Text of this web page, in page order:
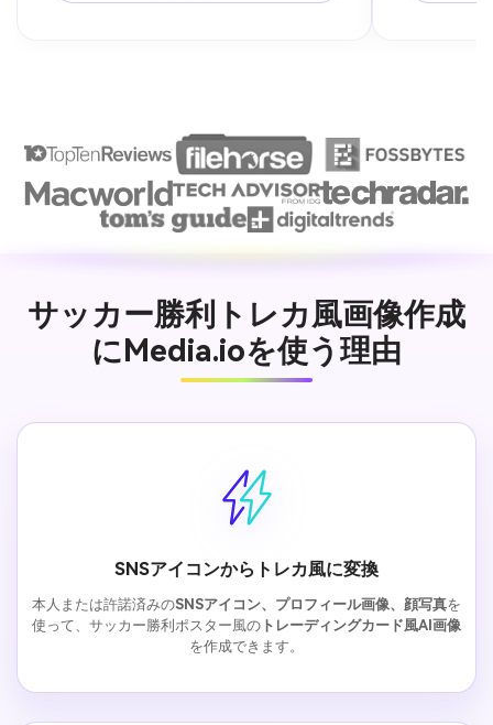
サッカー勝利トレカ風画像作成
にMedia.ioを使う理由
SNSアイコンからトレカ風に変換
本人または許諾済みのSNSアイコン、プロフィール画像、顔写真を
使って、サッカー勝利ポスター風の トレーディングカード風AI画像
を作成できます。